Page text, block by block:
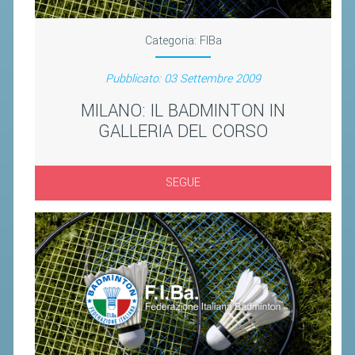
Categoria: FIBa
Pubblicato: 03 Settembre 2009
MILANO: IL BADMINTON IN
GALLERIA DEL CORSO
SEGUE
SCHEDE ATLETI
NUOVI GIOCHI DELLA GIOVENTÙ
PROGETTO SHUTTLE TIME
ENTI DI PROMOZIONE SPORTIVA
PROGETTI CONI
PROGETTI SPORT E SALUTE
FORMAZIONE